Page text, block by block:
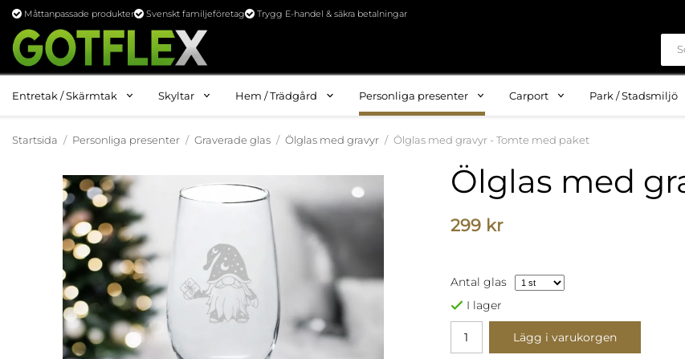
Måttanpassade produkter Svenskt familjeföretag Trygg E-handel & säkra betalningar
Entretak / Skärmtak Skyltar Hem / Trädgård Personliga presenter Carport Park / Stadsmiljö
Startsida / Personliga presenter / Graverade glas / Ölglas med gravyr / Ölglas med gravyr - Tomte med paket
Ölglas med
299 kr
Antal glas
I lager
Lägg i varukorgen